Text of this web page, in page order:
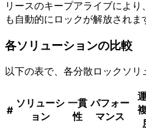
リースのキープアライブによ
も自動的にロックが解放されま
各ソリューションの比較
以下の表で、各分散ロックソリ
#
ソリューシ
ョン
一貫
性
パフォー
マンス